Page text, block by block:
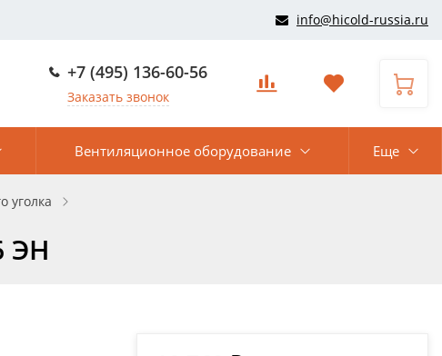
info@hicold-russia.ru
+7 (495) 136-60-56
Заказать звонок
Вентиляционное оборудование Еще
уголка
ЭН